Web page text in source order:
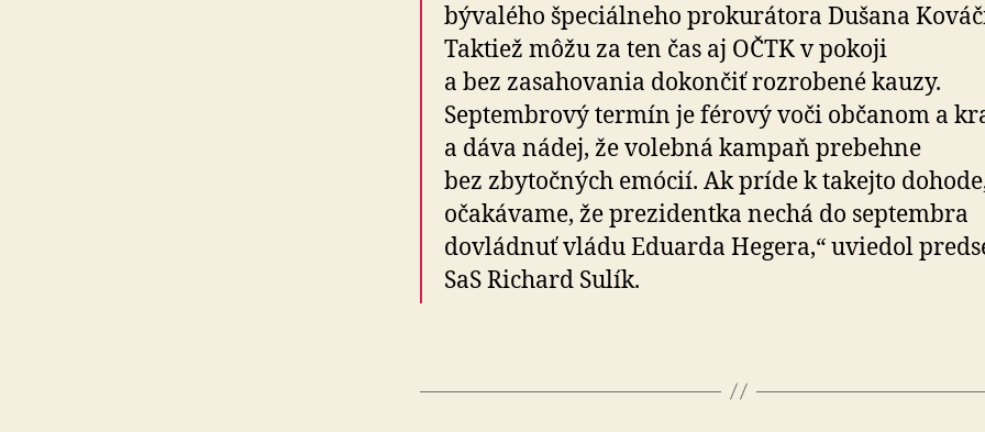
bývalého špeciálneho prokurátora Dušana
Taktiež môžu za ten čas aj OČTK v pokoji
a bez zasahovania dokončiť rozrobené kauzy.
Septembrový termín je férový voči občanom a
a dáva nádej, že volebná kampaň prebehne
bez zbytočných emócií. Ak príde k takejto
očakávame, že prezidentka nechá do septembra
dovládnuť vládu Eduarda Hegera,“ uviedol
SaS Richard Sulík.